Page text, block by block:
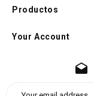
Productos
Your Account
drafts